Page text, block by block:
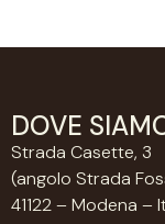
DOVE
Strada Casette, 3
(angolo Strada
41122 – Modena –